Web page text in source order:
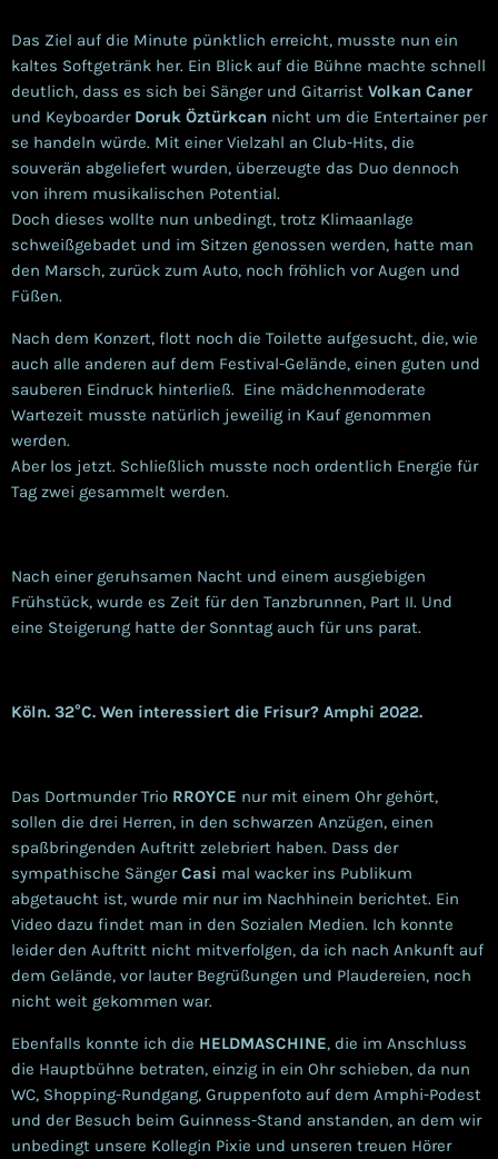
Das Ziel auf die Minute pünktlich erreicht, musste nun ein
kaltes Softgetränk her. Ein Blick auf die Bühne machte schnell
deutlich, dass es sich bei Sänger und Gitarrist Volkan Caner
und Keyboarder Doruk Öztürkcan nicht um die Entertainer per
se handeln würde. Mit einer Vielzahl an Club-Hits, die
souverän abgeliefert wurden, überzeugte das Duo dennoch
von ihrem musikalischen Potential.
Doch dieses wollte nun unbedingt, trotz Klimaanlage
schweißgebadet und im Sitzen genossen werden, hatte man
den Marsch, zurück zum Auto, noch fröhlich vor Augen und
Füßen.
Nach dem Konzert, flott noch die Toilette aufgesucht, die, wie
auch alle anderen auf dem Festival-Gelände, einen guten und
sauberen Eindruck hinterließ. Eine mädchenmoderate
Wartezeit musste natürlich jeweilig in Kauf genommen
werden.
Aber los jetzt. Schließlich musste noch ordentlich Energie für
Tag zwei gesammelt werden.
Nach einer geruhsamen Nacht und einem ausgiebigen
Frühstück, wurde es Zeit für den Tanzbrunnen, Part II. Und
eine Steigerung hatte der Sonntag auch für uns parat.
Köln. 32°C. Wen interessiert die Frisur? Amphi 2022.
Das Dortmunder Trio RROYCE nur mit einem Ohr gehört,
sollen die drei Herren, in den schwarzen Anzügen, einen
spaßbringenden Auftritt zelebriert haben. Dass der
sympathische SängerCasi mal wacker ins Publikum
abgetaucht ist, wurde mir nur im Nachhinein berichtet. Ein
Video dazu findet man in den Sozialen Medien. Ich konnte
leider den Auftritt nicht mitverfolgen, da ich nach Ankunft auf
dem Gelände, vor lauter Begrüßungen und Plaudereien, noch
nicht weit gekommen war.
Ebenfalls konnte ich die HELDMASCHINE, die im Anschluss
die Hauptbühne betraten, einzig in ein Ohr schieben, da nun
WC, Shopping-Rundgang, Gruppenfoto auf dem Amphi-Podest
und der Besuch beim Guinness-Stand anstanden, an dem wir
unbedingt unsere Kollegin Pixie und unseren treuen Hörer